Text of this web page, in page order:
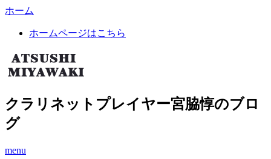
ホーム
ホームページはこちら
クラリネットプレイヤー宮脇惇のブロ
グ
menu